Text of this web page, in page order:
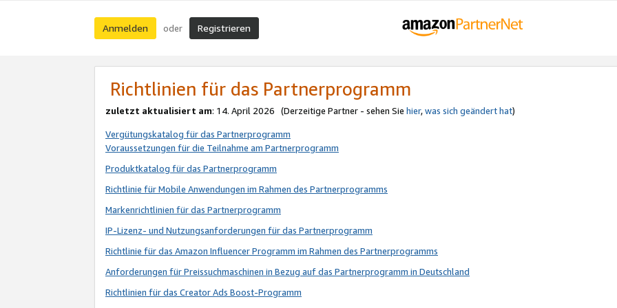
Anmelden oder Registrieren
Richtlinien für das Partnerprogramm
zuletzt aktualisiert am: 14. April 2026 (Derzeitige Partner - sehen Sie hier,was sich geändert hat)
Vergütungskatalog für das Partnerprogramm
Voraussetzungen für die Teilnahme am Partnerprogramm
Produktkatalog für das Partnerprogramm
Richtlinie für Mobile Anwendungen im Rahmen des Partnerprogramms
Markenrichtlinien für das Partnerprogramm
IP-Lizenz- und Nutzungsanforderungen für das Partnerprogramm
Richtlinie für das Amazon Influencer Programm im Rahmen des Partnerprogramms
Anforderungen für Preissuchmaschinen in Bezug auf das Partnerprogramm in Deutschland
Richtlinien für das Creator Ads Boost-Programm